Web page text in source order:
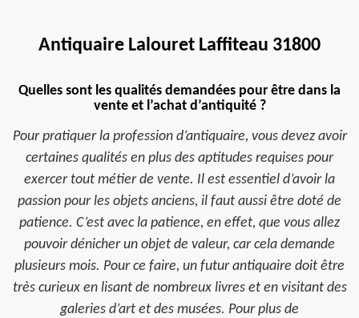
Antiquaire Lalouret Laffiteau 31800
Quelles sont les qualités demandées pour être dans la
vente et l’achat d’antiquité ?
Pour pratiquer la profession d’antiquaire, vous devez avoir
certaines qualités en plus des aptitudes requises pour
exercer tout métier de vente. Il est essentiel d’avoir la
passion pour les objets anciens, il faut aussi être doté de
patience. C’est avec la patience, en effet, que vous allez
pouvoir dénicher un objet de valeur, car cela demande
plusieurs mois. Pour ce faire, un futur antiquaire doit être
très curieux en lisant de nombreux livres et en visitant des
galeries d’art et des musées. Pour plus de